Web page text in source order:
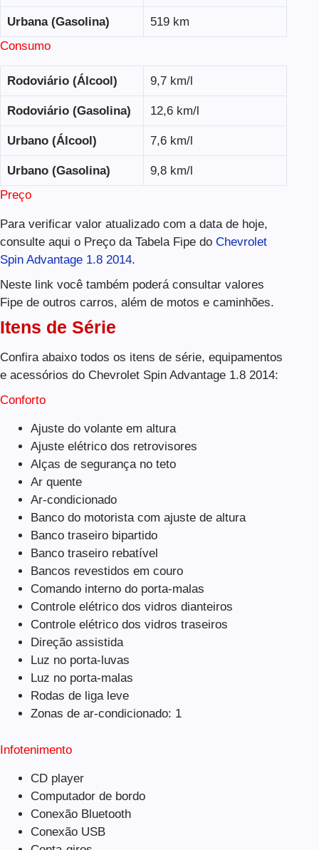
Urbana (Gasolina)
519 km
Consumo
Rodoviário (Álcool) 9,7 km/l
Rodoviário (Gasolina) 12,6 km/l
Urbano (Álcool) 7,6 km/l
Urbano (Gasolina)
9,8 km/l
Preço
Para verificar valor atualizado com a data de hoje,
consulte aqui o Preço da Tabela Fipe do Chevrolet
Spin Advantage 1.8 2014.
Neste link você também poderá consultar valores
Fipe de outros carros, além de motos e caminhões.
Itens de Série
Confira abaixo todos os itens de série, equipamentos
e acessórios do Chevrolet Spin Advantage 1.8 2014:
Conforto
Ajuste do volante em altura
Ajuste elétrico dos retrovisores
Alças de segurança no teto
Ar quente
Ar-condicionado
Banco do motorista com ajuste de altura
Banco traseiro bipartido
Banco traseiro rebatível
Bancos revestidos em couro
Comando interno do porta-malas
Controle elétrico dos vidros dianteiros
Controle elétrico dos vidros traseiros
Direção assistida
Luz no porta-luvas
Luz no porta-malas
Rodas de liga leve
Zonas de ar-condicionado: 1
Infotenimento
CD player
Computador de bordo
Conexão Bluetooth
Conexão USB